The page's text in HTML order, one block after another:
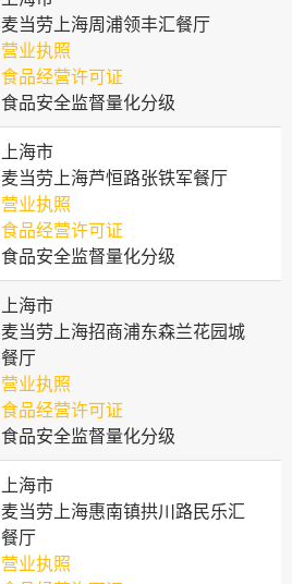
麦当劳上海周浦领丰汇餐厅
营业执照
食品经营许可证
食品安全监督量化分级
上海市
麦当劳上海芦恒路张铁军餐厅
营业执照
食品经营许可证
食品安全监督量化分级
上海市
麦当劳上海招商浦东森兰花园城
餐厅
营业执照
食品经营许可证
食品安全监督量化分级
上海市
麦当劳上海惠南镇拱川路民乐汇
餐厅
营业执照